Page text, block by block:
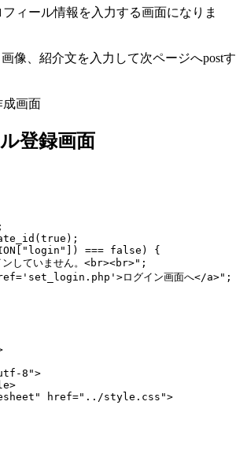
ィール情報を入力する画面になりま
像、紹介文を入力して次ページへpostす
登録画面
=== false) {
8">
href="../style.css">